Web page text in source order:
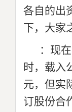
各自的出
下，大家
：现
时，载入
元，但实
订股份合